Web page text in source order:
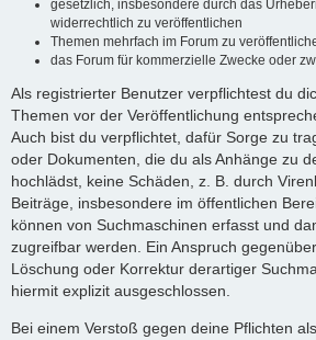
gesetzlich, insbesondere durch das
widerrechtlich zu veröffentlichen
Themen mehrfach im Forum zu
das Forum für kommerzielle Zwecke oder
Als registrierter Benutzer verpflichtest du
Themen vor der Veröffentlichung
Auch bist du verpflichtet, dafür Sorge zu
oder Dokumenten, die du als Anhänge zu
hochlädst, keine Schäden, z. B. durch
Beiträge, insbesondere im öffentlichen
können von Suchmaschinen erfasst und
zugreifbar werden. Ein Anspruch
Löschung oder Korrektur derartiger
hiermit explizit ausgeschlossen.
Bei einem Verstoß gegen deine Pflichten